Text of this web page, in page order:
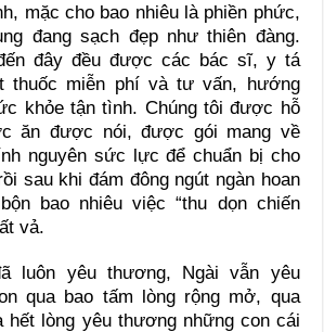
mặc cho bao nhiêu là phiền phức,
đang sạch đẹp như thiên đàng.
đây đều được các bác sĩ, y tá
thuốc miễn phí và tư vấn, hướng
khỏe tận tình. Chúng tôi được hỗ
ăn được nói, được gói mang về
nguyên sức lực để chuẩn bị cho
sau khi đám đông ngút ngàn hoan
bao nhiêu việc “thu dọn chiến
vả.
luôn yêu thương, Ngài vẫn yêu
qua bao tấm lòng rộng mở, qua
hết lòng yêu thương những con cái